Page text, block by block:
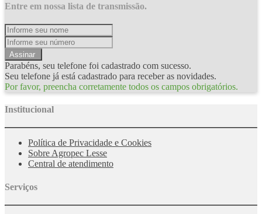
Entre em nossa lista de transmissão.
Assinar
Parabéns, seu telefone foi cadastrado com sucesso.
Seu telefone já está cadastrado para receber as novidades.
Por favor, preencha corretamente todos os campos obrigatórios.
Institucional
Política de Privacidade e Cookies
Sobre Agropec Lesse
Central de atendimento
Serviços